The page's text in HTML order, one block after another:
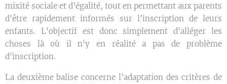
mixité sociale et d'égalité, tout en permettant aux parents
d'être rapidement informés sur l'inscription de leurs
enfants. L'objectif est donc simplement d'alléger les
choses là où il n'y en réalité a pas de problème
d'inscription.
La deuxième balise concerne l'adaptation des critères de